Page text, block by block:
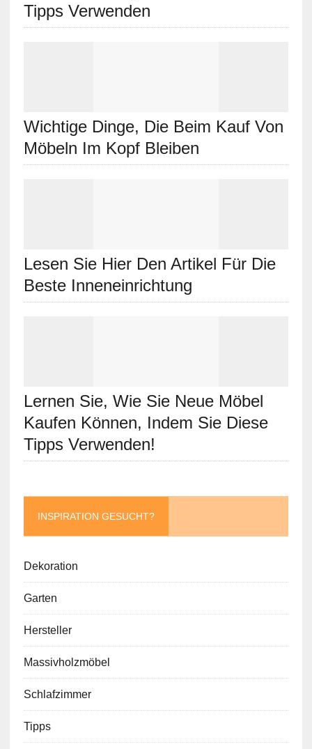
Tipps Verwenden
Wichtige Dinge, Die Beim Kauf Von
Möbeln Im Kopf Bleiben
Lesen Sie Hier Den Artikel Für Die
Beste Inneneinrichtung
Lernen Sie, Wie Sie Neue Möbel
Kaufen Können, Indem Sie Diese
Tipps Verwenden!
INSPIRATION GESUCHT?
Dekoration
Garten
Hersteller
Massivholzmöbel
Schlafzimmer
Tipps